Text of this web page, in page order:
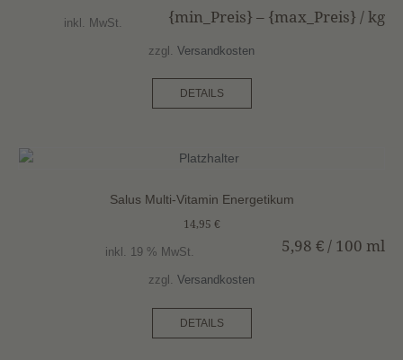
{min_Preis} – {max_Preis} / kg
inkl. MwSt.
zzgl. Versandkosten
DETAILS
Salus Multi-Vitamin Energetikum
14,95 €
5,98 € / 100 ml
inkl. 19 % MwSt.
zzgl. Versandkosten
DETAILS